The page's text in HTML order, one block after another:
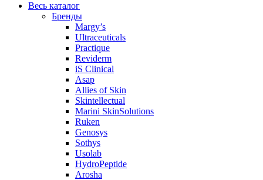
Весь каталог
Бренды
Margy’s
Ultraceuticals
Practique
Reviderm
iS Clinical
Asap
Allies of Skin
Skintellectual
Marini SkinSolutions
Ruken
Genosys
Sothys
Usolab
HydroPeptide
Arosha